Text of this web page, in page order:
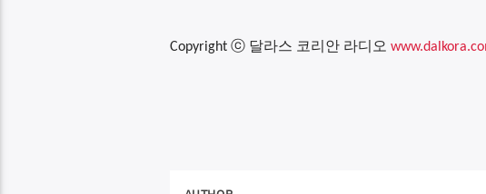
Copyright ⓒ 달라스 코리안 라디오